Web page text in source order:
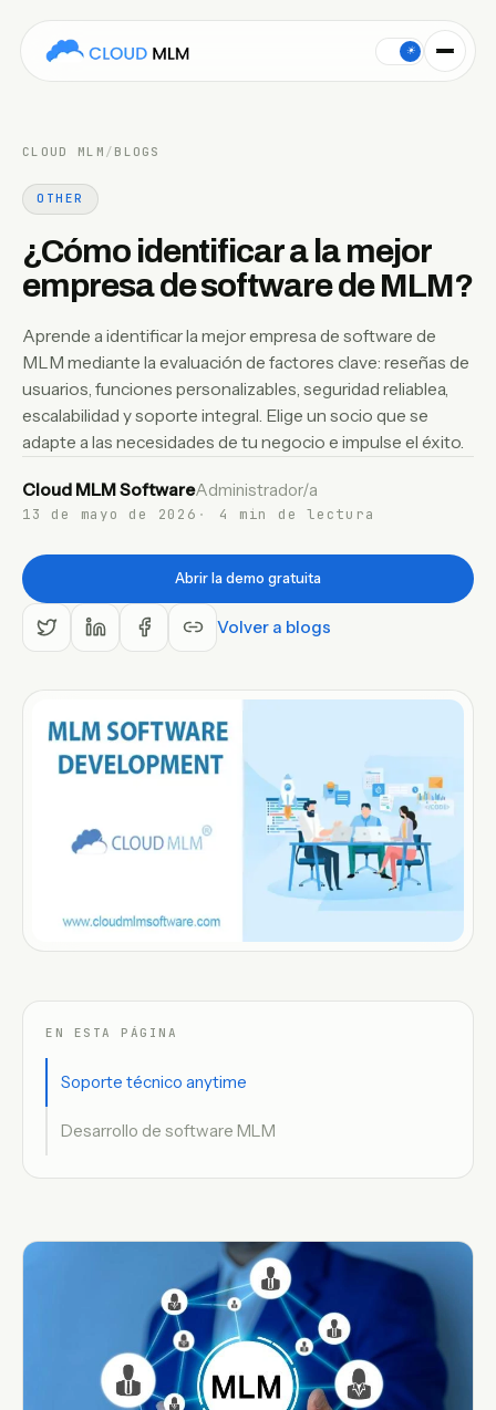
☀
CLOUD MLM / BLOGS
OTHER
¿Cómo identificar a la mejor
empresa de software de MLM?
Aprende a identificar la mejor empresa de software de
MLM mediante la evaluación de factores clave: reseñas de
usuarios, funciones personalizables, seguridad reliablea,
escalabilidad y soporte integral. Elige un socio que se
adapte a las necesidades de tu negocio e impulse el éxito.
Cloud MLM SoftwareAdministrador/a
13 de mayo de 2026 4 min de lectura
Abrir la demo gratuita
Volver a blogs
EN ESTA PÁGINA
Soporte técnico anytime
Desarrollo de software MLM